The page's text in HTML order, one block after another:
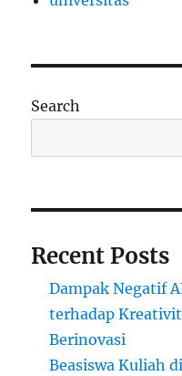
Search
Recent Posts
Dampak Negatif
terhadap
Berinovasi
Beasiswa Kuliah